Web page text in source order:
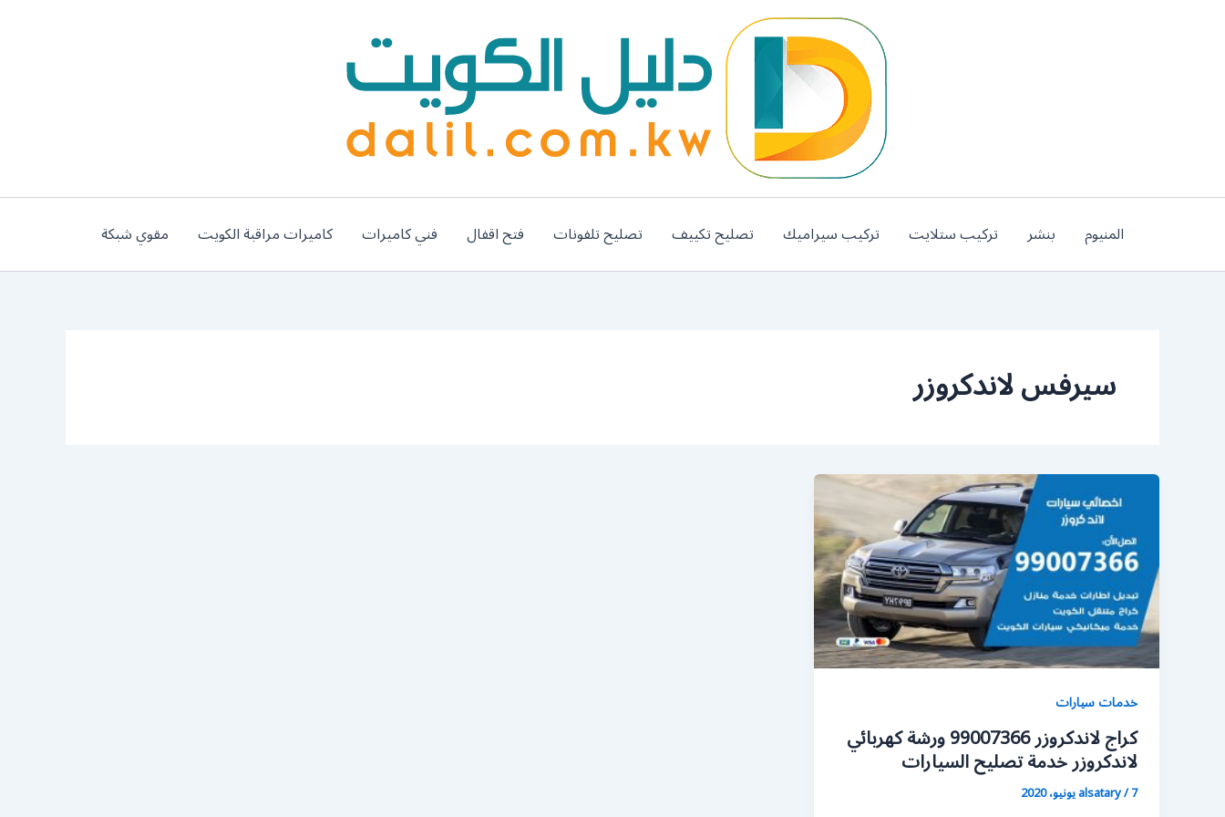
المنيوم بنشر تركيب ستلايت تركيب سيراميك تصليح تكييف تصليح تلفونات فتح اقفال فني كاميرات كاميرات مراقبة الكويت مقوي شبكة
سيرفس لاندكروزر
خدمات سيارات
كراج لاندكروزر 99007366 ورشة كهربائي
لاندكروزر خدمة تصليح السيارات
alsatary/7 يونيو، 2020